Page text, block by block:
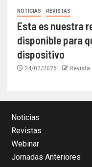
NOTICIAS REVISTAS
Esta es nuestra
disponible para
dispositivo
24/02/2026 Revista
Noticias
Revistas
Webinar
Jornadas Anteriores